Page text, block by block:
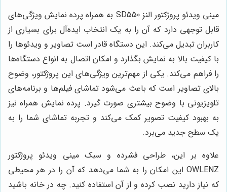
مینی ویدئو پروژکتور النز SD550 به همراه پرده نمایش ویژگی‌های
قابل توجهی دارد که آن را به یک انتخاب ایده‌آل برای بسیاری از
کاربران تبدیل می‌کند. این دستگاه قادر است تصاویر و ویدئوها را
با کیفیت بالا به نمایش بگذارد و امکان اتصال به انواع دستگاه‌ها
را فراهم می‌کند. یکی از مهم‌ترین ویژگی‌های این پروژکتور، وضوح
بالای تصاویر است که باعث می‌شود تماشای فیلم‌ها و برنامه‌های
تلویزیونی با وضوح بیشتری صورت گیرد. پرده نمایش همراه نیز
به بهبود کیفیت تصویر کمک می‌کند و تجربه تماشای شما را به
یک سطح جدید می‌برد.
علاوه بر این، طراحی فشرده و سبک مینی ویدئو پروژکتور
OWLENZ این امکان را به شما می‌دهد که آن را در هر محیطی
که نیاز دارید نصب کرده و از آن استفاده کنید. چه در خانه باشید